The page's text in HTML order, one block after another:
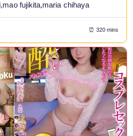
fujikita,maria chihaya
⏰ 320 mins